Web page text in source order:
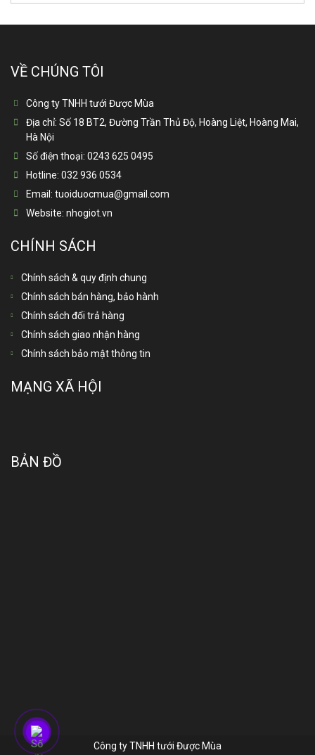
VỀ CHÚNG TÔI
Công ty TNHH tưới Được Mùa
Địa chỉ: Số 18 BT2, Đường Trần Thủ Độ, Hoàng Liệt, Hoàng Mai,
Hà Nội
Số điện thoại: 0243 625 0495
Hotline: 032 936 0534
Email: tuoiduocmua@gmail.com
Website: nhogiot.vn
CHÍNH SÁCH
Chính sách & quy định chung
Chính sách bán hàng, bảo hành
Chính sách đổi trả hàng
Chính sách giao nhận hàng
Chính sách bảo mật thông tin
MẠNG XÃ HỘI
BẢN ĐỒ
Công ty TNHH tưới Được Mùa